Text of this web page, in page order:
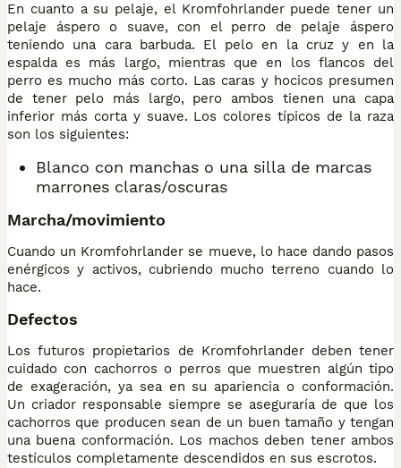
En cuanto a su pelaje, el Kromfohrlander puede tener un
pelaje áspero o suave, con el perro de pelaje áspero
teniendo una cara barbuda. El pelo en la cruz y en la
espalda es más largo, mientras que en los flancos del
perro es mucho más corto. Las caras y hocicos presumen
de tener pelo más largo, pero ambos tienen una capa
inferior más corta y suave. Los colores típicos de la raza
son los siguientes:
Blanco con manchas o una silla de marcas
marrones claras/oscuras
Marcha/movimiento
Cuando un Kromfohrlander se mueve, lo hace dando pasos
enérgicos y activos, cubriendo mucho terreno cuando lo
hace.
Defectos
Los futuros propietarios de Kromfohrlander deben tener
cuidado con cachorros o perros que muestren algún tipo
de exageración, ya sea en su apariencia o conformación.
Un criador responsable siempre se aseguraría de que los
cachorros que producen sean de un buen tamaño y tengan
una buena conformación. Los machos deben tener ambos
testículos completamente descendidos en sus escrotos.